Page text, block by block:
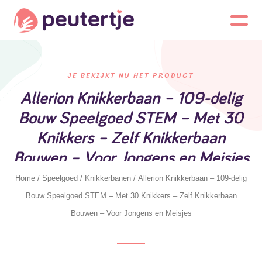
JE BEKIJKT NU HET PRODUCT
Allerion Knikkerbaan – 109-delig
Bouw Speelgoed STEM – Met 30
Knikkers – Zelf Knikkerbaan
Bouwen – Voor Jongens en Meisjes
Home / Speelgoed / Knikkerbanen / Allerion Knikkerbaan – 109-delig
Bouw Speelgoed STEM – Met 30 Knikkers – Zelf Knikkerbaan
Bouwen – Voor Jongens en Meisjes